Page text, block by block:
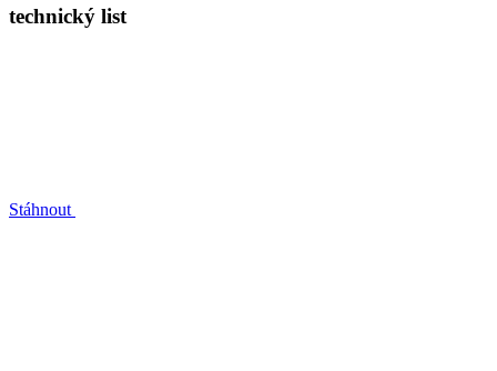
technický list
Stáhnout